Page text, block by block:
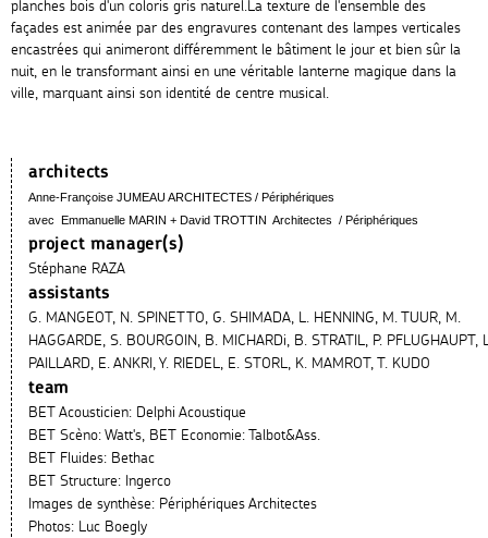
planches bois d'un coloris gris naturel.La texture de l'ensemble des
façades est animée par des engravures contenant des lampes verticales
encastrées qui animeront différemment le bâtiment le jour et bien sûr la
nuit, en le transformant ainsi en une véritable lanterne magique dans la
ville, marquant ainsi son identité de centre musical.
architects
Anne-Françoise JUMEAU ARCHITECTES / Périphériques
avec Emmanuelle MARIN + David TROTTIN Architectes / Périphériques
project manager(s)
Stéphane RAZA
assistants
G. MANGEOT, N. SPINETTO, G. SHIMADA, L. HENNING, M. TUUR, M.
HAGGARDE, S. BOURGOIN, B. MICHARDi, B. STRATIL, P. PFLUGHAUPT,
PAILLARD, E. ANKRI, Y. RIEDEL, E. STORL, K. MAMROT, T. KUDO
team
BET Acousticien: Delphi Acoustique
BET Scèno: Watt's, BET Economie: Talbot&Ass.
BET Fluides: Bethac
BET Structure: Ingerco
Images de synthèse: Périphériques Architectes
Photos: Luc Boegly